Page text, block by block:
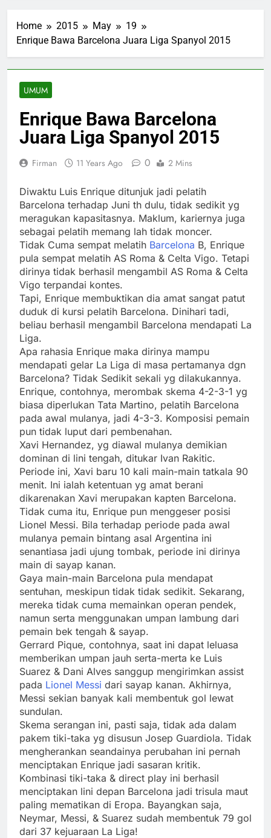
Home 2015 May
19
Enrique Bawa Barcelona Juara Liga Spanyol 2015
UMUM
Enrique Bawa Barcelona
Juara Liga Spanyol 2015
Firman 11 Years Ago 0 2 Mins
Diwaktu Luis Enrique ditunjuk jadi pelatih
Barcelona terhadap Juni th dulu, tidak sedikit yg
meragukan kapasitasnya. Maklum, kariernya juga
sebagai pelatih memang lah tidak moncer.
Tidak Cuma sempat melatih Barcelona B, Enrique
pula sempat melatih AS Roma & Celta Vigo. Tetapi
dirinya tidak berhasil mengambil AS Roma & Celta
Vigo terpandai kontes.
Tapi, Enrique membuktikan dia amat sangat patut
duduk di kursi pelatih Barcelona. Dinihari tadi,
beliau berhasil mengambil Barcelona mendapati La
Liga.
Apa rahasia Enrique maka dirinya mampu
mendapati gelar La Liga di masa pertamanya dgn
Barcelona? Tidak Sedikit sekali yg dilakukannya.
Enrique, contohnya, merombak skema 4-2-3-1 yg
biasa diperlukan Tata Martino, pelatih Barcelona
pada awal mulanya, jadi 4-3-3. Komposisi pemain
pun tidak luput dari pembenahan.
Xavi Hernandez, yg diawal mulanya demikian
dominan di lini tengah, ditukar Ivan Rakitic.
Periode ini, Xavi baru 10 kali main-main tatkala 90
menit. Ini ialah ketentuan yg amat berani
dikarenakan Xavi merupakan kapten Barcelona.
Tidak cuma itu, Enrique pun menggeser posisi
Lionel Messi. Bila terhadap periode pada awal
mulanya pemain bintang asal Argentina ini
senantiasa jadi ujung tombak, periode ini dirinya
main di sayap kanan.
Gaya main-main Barcelona pula mendapat
sentuhan, meskipun tidak tidak sedikit. Sekarang,
mereka tidak cuma memainkan operan pendek,
namun serta menggunakan umpan lambung dari
pemain bek tengah & sayap.
Gerrard Pique, contohnya, saat ini dapat leluasa
memberikan umpan jauh serta-merta ke Luis
Suarez & Dani Alves sanggup mengirimkan assist
pada Lionel Messi dari sayap kanan. Akhirnya,
Messi sekian banyak kali membentuk gol lewat
sundulan.
Skema serangan ini, pasti saja, tidak ada dalam
pakem tiki-taka yg disusun Josep Guardiola. Tidak
mengherankan seandainya perubahan ini pernah
menciptakan Enrique jadi sasaran kritik.
Kombinasi tiki-taka & direct play ini berhasil
menciptakan lini depan Barcelona jadi trisula maut
paling mematikan di Eropa. Bayangkan saja,
Neymar, Messi, & Suarez sudah membentuk 79 gol
dari 37 kejuaraan La Liga!